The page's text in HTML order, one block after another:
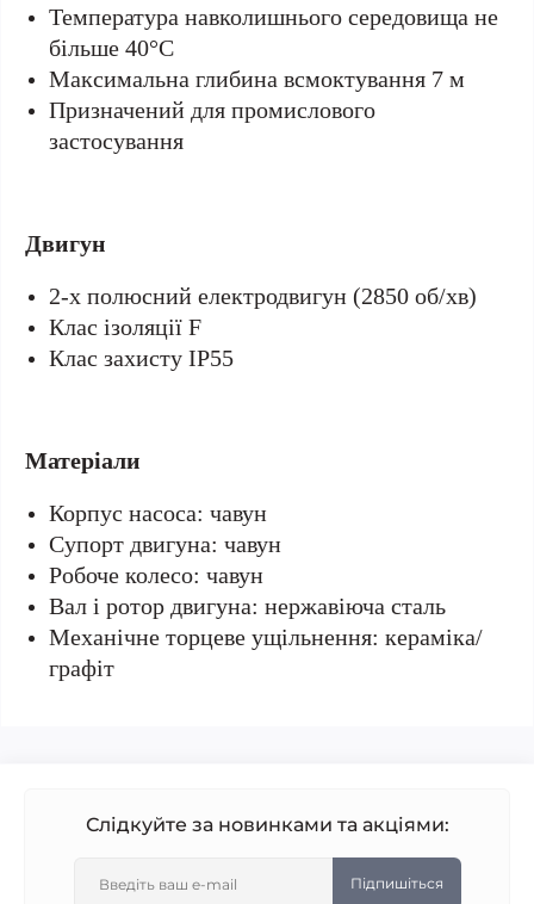
Температура навколишнього середовища не
більше 40°С
Максимальна глибина всмоктування 7 м
Призначений для промислового
застосування
Двигун
2-х полюсний електродвигун (2850 об/хв)
Клас ізоляції F
Клас захисту IP55
Матеріали
Корпус насоса: чавун
Супорт двигуна: чавун
Робоче колесо: чавун
Вал і ротор двигуна: нержавіюча сталь
Механічне торцеве ущільнення: кераміка/
графіт
Слідкуйте за новинками та акціями:
Підпишіться